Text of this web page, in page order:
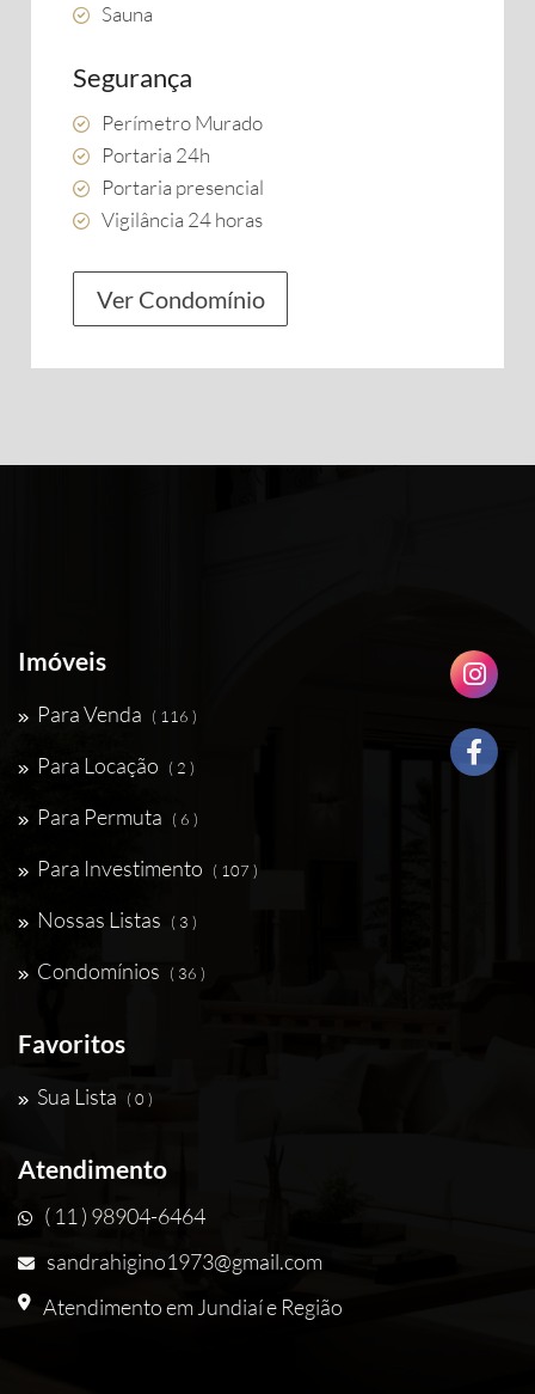
Sauna
Segurança
Perímetro Murado
Portaria 24h
Portaria presencial
Vigilância 24 horas
Ver Condomínio
Imóveis
Para Venda ( 116 )
Para Locação ( 2 )
Para Permuta ( 6 )
Para Investimento ( 107 )
Nossas Listas ( 3 )
Condomínios ( 36 )
Favoritos
Sua Lista ( 0 )
Atendimento
( 11 ) 98904-6464
sandrahigino1973@gmail.com
Atendimento em Jundiaí e Região